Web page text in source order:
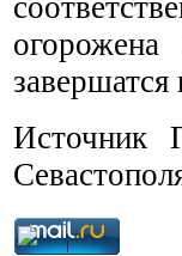
завершатся
Источник